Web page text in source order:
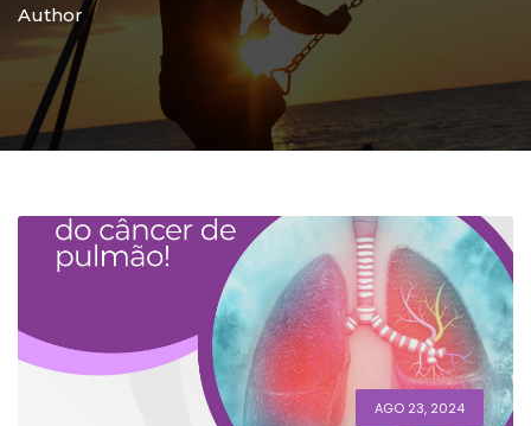
Author
AGO 23, 2024